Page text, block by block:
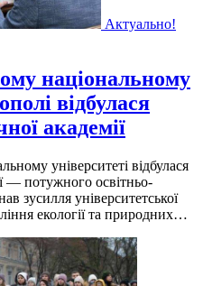
Актуально!
національному
відбулася
академії
університеті відбулася
— потужного освітньо-
зусилля університетської
екології та природних…